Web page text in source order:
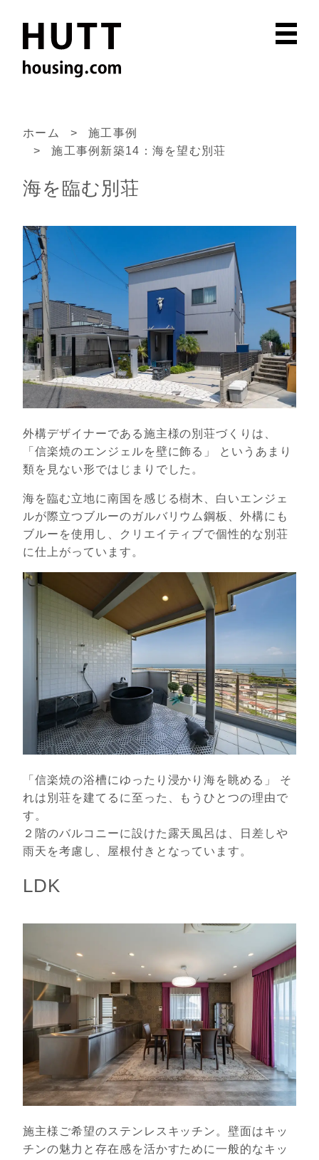
ホーム
施工事例
施工事例新築14：海を望む別荘
海を臨む別荘
外構デザイナーである施主様の別荘づくりは、
「信楽焼のエンジェルを壁に飾る」 というあまり
類を見ない形ではじまりでした。
海を臨む立地に南国を感じる樹木、白いエンジェ
ルが際立つブルーのガルバリウム鋼板、外構にも
ブルーを使用し、クリエイティブで個性的な別荘
に仕上がっています。
「信楽焼の浴槽にゆったり浸かり海を眺める」 そ
れは別荘を建てるに至った、もうひとつの理由で
す。
２階のバルコニーに設けた露天風呂は、日差しや
雨天を考慮し、屋根付きとなっています。
LDK
施主様ご希望のステンレスキッチン。壁面はキッ
チンの魅力と存在感を活かすために一般的なキッ